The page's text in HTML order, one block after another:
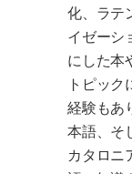
化、ラテ
イゼーシ
にした本
トピッ
経験もあ
本語、そ
カタロニ